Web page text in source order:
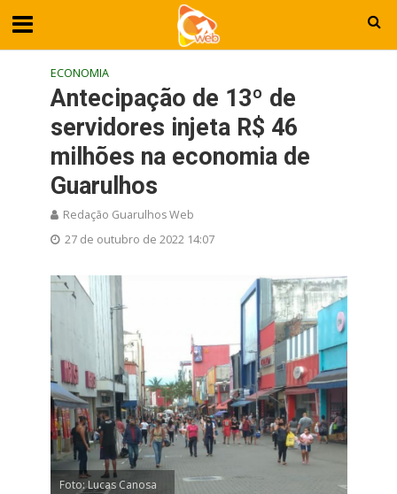
ECONOMIA
Antecipação de 13º de
servidores injeta R$ 46
milhões na economia de
Guarulhos
Redação Guarulhos Web
27 de outubro de 2022 14:07
Foto: Lucas Canosa